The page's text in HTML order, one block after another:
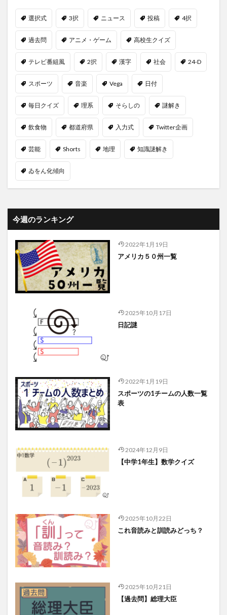
選択式 3択 ニュース 投稿 4択
過去問 アニメ・ゲーム 高校生クイズ
テレビ番組風 2択 漢字 社会 24-D
スポーツ 音楽 Vega 日付
毎日クイズ 理系 そらしの 謎解き
飲食物 都道府県 入力式 Twitter企画
芸能 Shorts 地理 知識謎解き
ゐをん化傾向
今週のランキング
2022年1月19日
アメリカ５０州一覧
2025年10月17日
日記謎
2022年1月19日
スポーツの1チームの人数一覧
表
2024年12月9日
【中学1年生】数学クイズ
2025年10月22日
これ音読みと訓読みどっち？
2025年10月21日
【過去問】総理大臣